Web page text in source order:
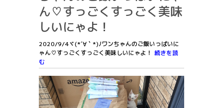
ん♡すっごくすっごく美味
しいにゃよ！
2020/9/4ヾ(*´∀｀*)ﾉワンちゃんのご飯いっぱいに
ゃん♡すっごくすっごく美味しいにゃよ！ 続きを読
む